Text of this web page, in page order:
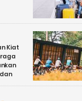
Kiat